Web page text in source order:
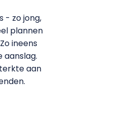
- zo jong,
plannen
ineens
aanslag.
aan